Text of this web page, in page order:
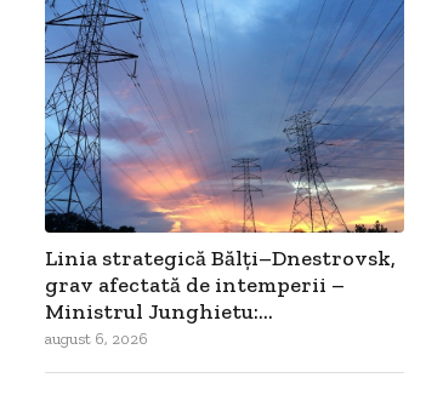
Linia strategică Bălți–Dnestrovsk,
grav afectată de intemperii –
Ministrul Junghietu:...
august 6, 2026